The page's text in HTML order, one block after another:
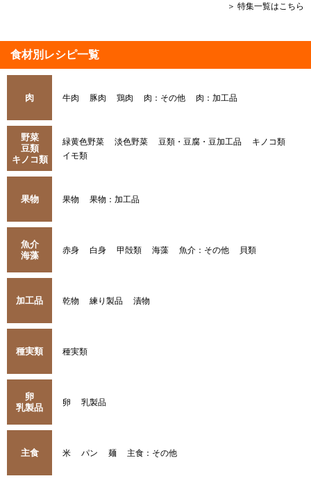
＞ 特集一覧はこちら
食材別レシピ一覧
肉 牛肉 豚肉 鶏肉 肉：その他 肉：加工品
野菜
豆類
キノコ類
緑黄色野菜 淡色野菜 豆類・豆腐・豆加工品
キノコ類
イモ類
果物 果物 果物：加工品
魚介
海藻
赤身 白身 甲殻類 海藻 魚介：その他 貝類
加工品 乾物 練り製品 漬物
種実類 種実類
卵
乳製品
卵 乳製品
主食 米 パン 麺 主食：その他